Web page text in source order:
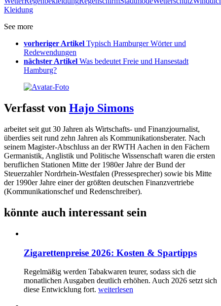
Kleidung
See more
vorheriger Artikel Typisch Hamburger Wörter und
Redewendungen
nächster Artikel Was bedeutet Freie und Hansestadt
Hamburg?
Verfasst von Hajo Simons
arbeitet seit gut 30 Jahren als Wirtschafts- und Finanzjournalist,
überdies seit rund zehn Jahren als Kommunikationsberater. Nach
seinem Magister-Abschluss an der RWTH Aachen in den Fächern
Germanistik, Anglistik und Politische Wissenschaft waren die ersten
beruflichen Stationen Mitte der 1980er Jahre der Bund der
Steuerzahler Nordrhein-Westfalen (Pressesprecher) sowie bis Mitte
der 1990er Jahre einer der größten deutschen Finanzvertriebe
(Kommunikationschef und Redenschreiber).
könnte auch interessant sein
Zigarettenpreise 2026: Kosten & Spartipps
Regelmäßig werden Tabakwaren teurer, sodass sich die
monatlichen Ausgaben deutlich erhöhen. Auch 2026 setzt sich
diese Entwicklung fort. weiterlesen